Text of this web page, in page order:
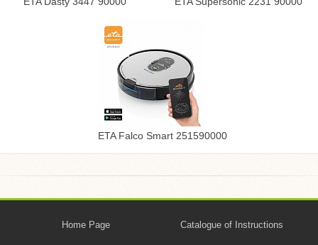
ETA Falco Smart 251590000
Home Page Catalogue of Instructions